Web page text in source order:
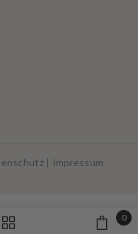
| Impressum
0